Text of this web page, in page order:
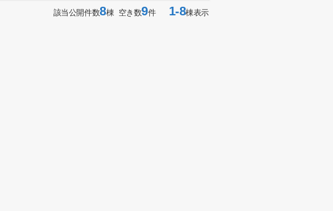
該当公開件数8棟 空き数9件1-8棟表示